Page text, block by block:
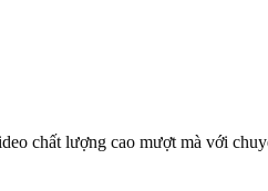
chất lượng cao mượt mà với